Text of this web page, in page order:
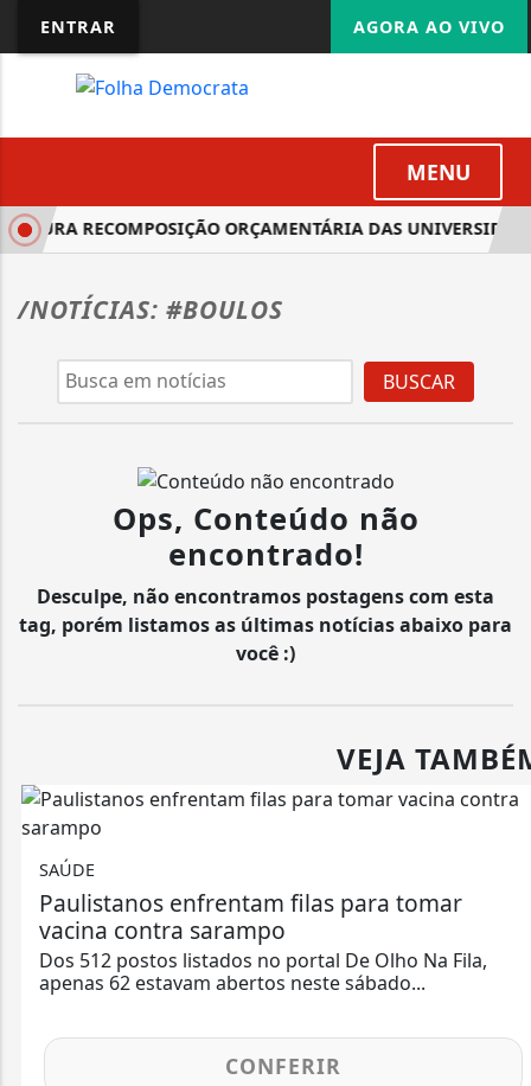
ENTRAR AGORA AO VIVO
MENU
RECOMPOSIÇÃO ORÇAMENTÁRIA DAS
/NOTÍCIAS: #BOULOS
BUSCAR
Ops, Conteúdo não
encontrado!
Desculpe, não encontramos postagens com esta
tag, porém listamos as últimas notícias abaixo para
você :)
VEJA
SAÚDE
Paulistanos enfrentam filas para tomar
vacina contra sarampo
Dos 512 postos listados no portal De Olho Na Fila,
apenas 62 estavam abertos neste sábado...
CONFERIR